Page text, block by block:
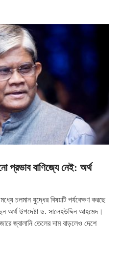
প্রভাব বাণিজ্যে নেই: অর্থ
চলমান যুদ্ধের বিষয়টি পর্যবেক্ষণ করছে
অর্থ উপদেষ্টা ড. সালেহউদ্দিন আহমেদ।
জ্বালানি তেলের দাম বাড়লেও দেশে